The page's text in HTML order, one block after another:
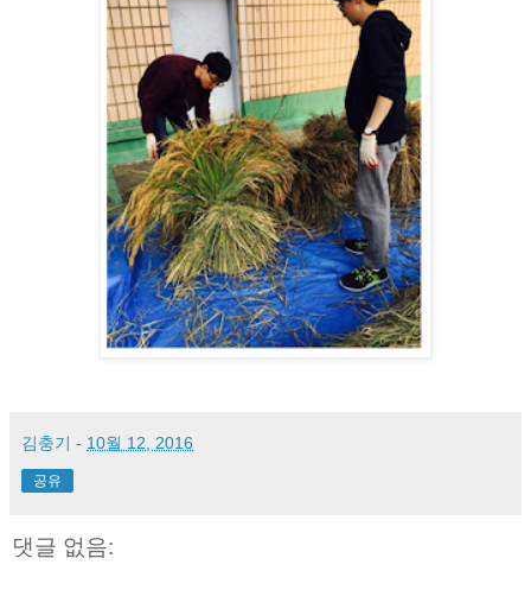
김충기 - 10월 12, 2016
공유
댓글 없음: